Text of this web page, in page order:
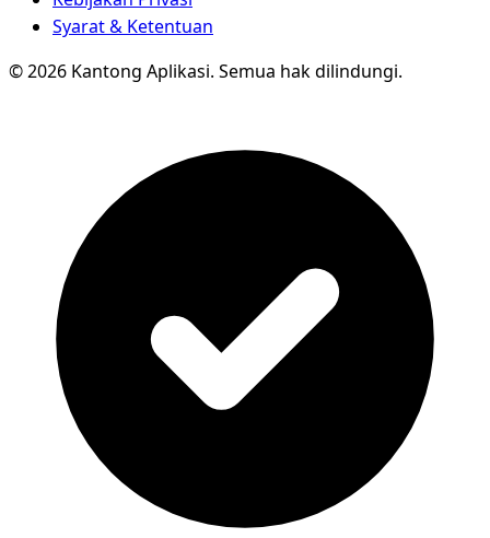
Syarat & Ketentuan
© 2026 Kantong Aplikasi. Semua hak dilindungi.